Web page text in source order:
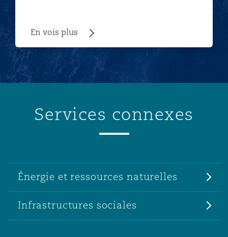
En vois plus
Services connexes
Énergie et ressources naturelles
Infrastructures sociales